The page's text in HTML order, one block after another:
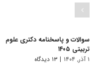
سوالات و پاسخنامه دکتری علوم
تربیتی ۱۴۰۵
۱ آذر, ۱۴۰۴ | ۱۳ دیدگاه